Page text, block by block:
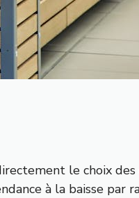
le choix
à la baisse par